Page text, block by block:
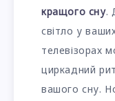
кращого сну.
світло у
телевізорах
циркадний
вашого сну.